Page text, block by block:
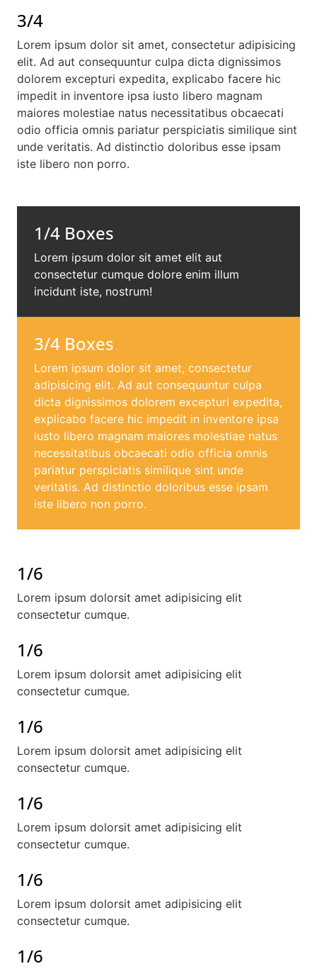
3/4
Lorem ipsum dolor sit amet, consectetur adipisicing
elit. Ad aut consequuntur culpa dicta dignissimos
dolorem excepturi expedita, explicabo facere hic
impedit in inventore ipsa iusto libero magnam
maiores molestiae natus necessitatibus obcaecati
odio officia omnis pariatur perspiciatis similique sint
unde veritatis. Ad distinctio doloribus esse ipsam
iste libero non porro.
1/4 Boxes
Lorem ipsum dolor sit amet elit aut
consectetur cumque dolore enim illum
incidunt iste, nostrum!
3/4 Boxes
Lorem ipsum dolor sit amet, consectetur
adipisicing elit. Ad aut consequuntur culpa
dicta dignissimos dolorem excepturi expedita,
explicabo facere hic impedit in inventore ipsa
iusto libero magnam maiores molestiae natus
necessitatibus obcaecati odio officia omnis
pariatur perspiciatis similique sint unde
veritatis. Ad distinctio doloribus esse ipsam
iste libero non porro.
1/6
Lorem ipsum dolorsit amet adipisicing elit
consectetur cumque.
1/6
Lorem ipsum dolorsit amet adipisicing elit
consectetur cumque.
1/6
Lorem ipsum dolorsit amet adipisicing elit
consectetur cumque.
1/6
Lorem ipsum dolorsit amet adipisicing elit
consectetur cumque.
1/6
Lorem ipsum dolorsit amet adipisicing elit
consectetur cumque.
1/6